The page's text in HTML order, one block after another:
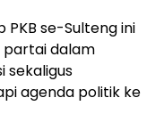
se-Sulteng ini
partai dalam
sekaligus
agenda politik ke